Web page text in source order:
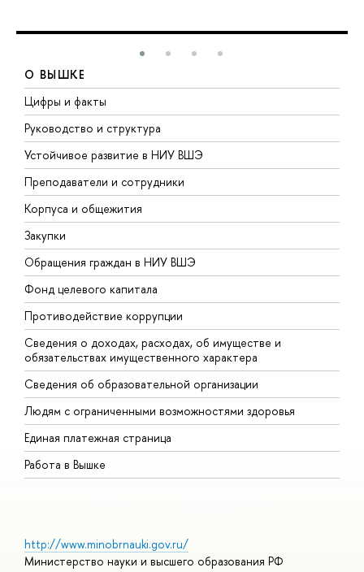
О ВЫШКЕ
Цифры и факты
Руководство и структура
Устойчивое развитие в НИУ ВШЭ
Преподаватели и сотрудники
Корпуса и общежития
Закупки
Обращения граждан в НИУ ВШЭ
Фонд целевого капитала
Противодействие коррупции
Сведения о доходах, расходах, об имуществе и
обязательствах имущественного характера
Сведения об образовательной организации
Людям с ограниченными возможностями здоровья
Единая платежная страница
Работа в Вышке
http://www.minobrnauki.gov.ru/
Министерство науки и высшего образования РФ